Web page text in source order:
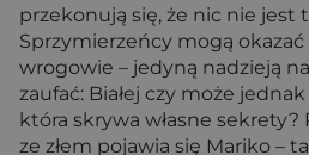
przekonują się, że nic nie jest
Sprzymierzeńcy mogą okazać
wrogowie – jedyną nadzieją
zaufać: Białej czy może
która skrywa własne sekrety?
ze złem pojawia się Mariko –